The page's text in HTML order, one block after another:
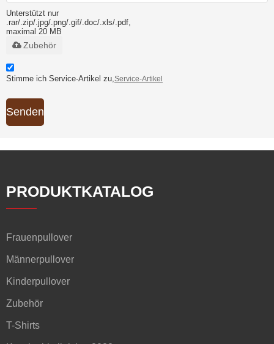
Unterstützt nur
.rar/.zip/.jpg/.png/.gif/.doc/.xls/.pdf,
maximal 20 MB
Zubehör
Stimme ich Service-Artikel zu,Service-Artikel
Senden
PRODUKTKATALOG
Frauenpullover
Männerpullover
Kinderpullover
Zubehör
T-Shirts